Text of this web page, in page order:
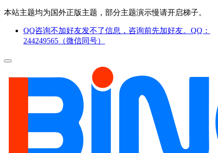
本站主题均为国外正版主题，部分主题演示慢请开启梯子。
QQ咨询不加好友发不了信息，咨询前先加好友。QQ：
244249565（微信同号）